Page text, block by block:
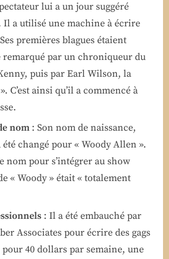
lui a un jour suggéré
Il a utilisé une machine à écrire
premières blagues étaient
remarqué par un chroniqueur du
puis par Earl Wilson, la
C’est ainsi qu’il a commencé à
nom : Son nom de naissance,
changé pour « Woody Allen ».
nom pour s’intégrer au show
« Woody » était « totalement
: Il a été embauché par
Associates pour écrire des gags
40 dollars par semaine, une